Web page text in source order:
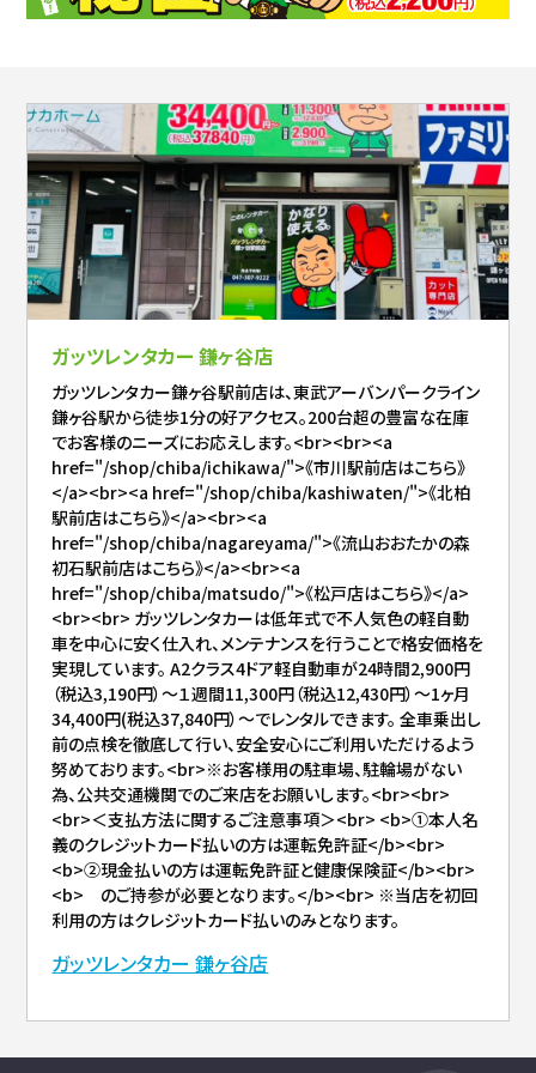
ガッツレンタカー 鎌ヶ谷店
ガッツレンタカー鎌ヶ谷駅前店は、東武アーバンパークライン
鎌ヶ谷駅から徒歩1分の好アクセス。200台超の豊富な在庫
でお客様のニーズにお応えします。<br><br><a
href="/shop/chiba/ichikawa/">《市川駅前店はこちら》
</a><br><a href="/shop/chiba/kashiwaten/">《北柏
駅前店はこちら》</a><br><a
href="/shop/chiba/nagareyama/">《流山おおたかの森
初石駅前店はこちら》</a><br><a
href="/shop/chiba/matsudo/">《松戸店はこちら》</a>
<br><br> ガッツレンタカーは低年式で不人気色の軽自動
車を中心に安く仕入れ、メンテナンスを行うことで格安価格を
実現しています。 A2クラス4ドア軽自動車が24時間2,900円
（税込3,190円）～１週間11,300円（税込12,430円）～1ヶ月
34,400円(税込37,840円）～でレンタルできます。 全車乗出し
前の点検を徹底して行い、安全安心にご利用いただけるよう
努めております。<br>※お客様用の駐車場、駐輪場がない
為、公共交通機関でのご来店をお願いします。<br><br>
<br>＜支払方法に関するご注意事項＞<br> <b>①本人名
義のクレジットカード払いの方は運転免許証</b><br>
<b>②現金払いの方は運転免許証と健康保険証</b><br>
<b> のご持参が必要となります。</b><br> ※当店を初回
利用の方はクレジットカード払いのみとなります。
ガッツレンタカー 鎌ヶ谷店